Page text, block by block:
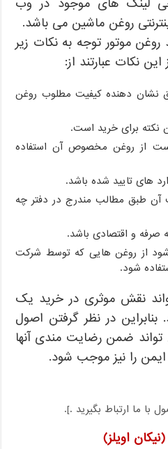
لینک های موجود در وب
روغن ماشین می باشد.
موتور توجه به نکات زیر
نکات عبارتند از:
نشان دهنده کیفیت مطلوب روغن
نکته برای خرید است.
از روغن مخصوص آن استفاده
های تایید شده باشد.
آن طبق مطالب مندرج در دفتر چه
صرفه و اقتصادی باشد.
از روغن هایی که توسط شرکت
شود.
نقش موثری در خرید یک
بنابراین در نظر گرفتن اصول
ضمن رضایت مندی آنها
را نیز موجب شود.
ما ارتباط بگیرید .].
اویلز)